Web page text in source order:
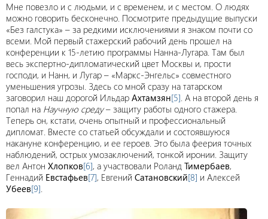
Мне повезло и с людьми, и с временем, и с местом. О людях
можно говорить бесконечно. Посмотрите предыдущие выпуски
«Без галстука» – за редкими исключениями я знаком почти со
всеми. Мой первый стажерский рабочий день прошел на
конференции к 15-летию программы Нанна-Лугара. Там был
весь экспертно-дипломатический цвет Москвы и, прости
господи, и Нанн, и Лугар – «Маркс-Энгельс» совместного
уменьшения угрозы. Здесь со мной сразу на татарском
заговорил наш дорогой Ильдар Ахтамзян[5]. А на второй день я
попал на Научную среду– защиту работы одного стажера.
Теперь он, кстати, очень опытный и профессиональный
дипломат. Вместе со статьей обсуждали и состоявшуюся
накануне конференцию, и ее героев. Это была феерия точных
наблюдений, острых умозаключений, тонкой иронии. Защиту
вел Антон Хлопков[6], а участвовали Роланд Тимербаев,
Геннадий Евстафьев[7], Евгений Сатановский[8] и Алексей
Убеев[9].